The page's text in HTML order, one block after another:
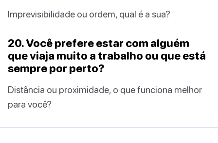
Imprevisibilidade ou ordem, qual é a sua?
20. Você prefere estar com alguém
que viaja muito a trabalho ou que está
sempre por perto?
Distância ou proximidade, o que funciona melhor
para você?